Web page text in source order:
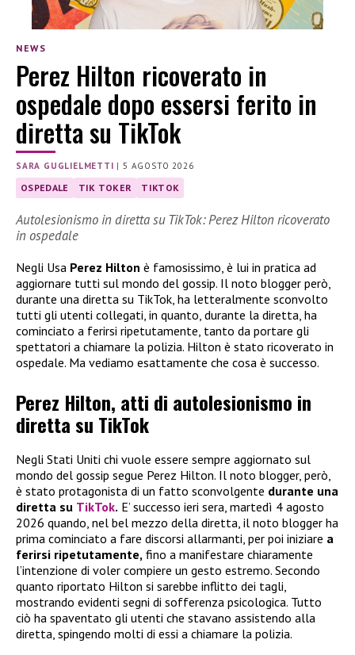
NEWS
Perez Hilton ricoverato in
ospedale dopo essersi ferito in
diretta su TikTok
SARA GUGLIELMETTI |5 AGOSTO 2026
OSPEDALE TIK TOKER TIKTOK
Autolesionismo in diretta su TikTok: Perez Hilton ricoverato
in ospedale
Negli Usa Perez Hilton è famosissimo, è lui in pratica ad
aggiornare tutti sul mondo del gossip. Il noto blogger però,
durante una diretta su TikTok, ha letteralmente sconvolto
tutti gli utenti collegati, in quanto, durante la diretta, ha
cominciato a ferirsi ripetutamente, tanto da portare gli
spettatori a chiamare la polizia. Hilton è stato ricoverato in
ospedale. Ma vediamo esattamente che cosa è successo.
Perez Hilton, atti di autolesionismo in
diretta su TikTok
Negli Stati Uniti chi vuole essere sempre aggiornato sul
mondo del gossip segue Perez Hilton. Il noto blogger, però,
è stato protagonista di un fatto sconvolgente durante una
diretta su TikTok. E’ successo ieri sera, martedì 4 agosto
2026 quando, nel bel mezzo della diretta, il noto blogger ha
prima cominciato a fare discorsi allarmanti, per poi iniziare a
ferirsi ripetutamente, fino a manifestare chiaramente
l’intenzione di voler compiere un gesto estremo. Secondo
quanto riportato Hilton si sarebbe inflitto dei tagli,
mostrando evidenti segni di sofferenza psicologica. Tutto
ciò ha spaventato gli utenti che stavano assistendo alla
diretta, spingendo molti di essi a chiamare la polizia.